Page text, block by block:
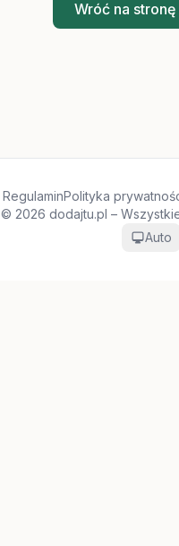
Wróć na stronę
RegulaminPolityka
© 2026 dodajtu.pl –
Auto